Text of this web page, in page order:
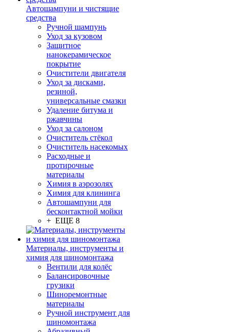
Автошампуни и чистящие
средства
Ручной шампунь
Уход за кузовом
Защитное
нанокерамическое
покрытие
Очистители двигателя
Уход за дисками,
резиной,
универсальные смазки
Удаление битума и
ржавчины
Уход за салоном
Очиститель стёкол
Очиститель насекомых
Расходные и
протирочные
материалы
Химия в аэрозолях
Химия для клининга
Автошампуни для
бесконтактной мойки
+ ЕЩЕ 8
Материалы, инструменты и
химия для шиномонтажа
Вентили для колёс
Балансировочные
грузики
Шиноремонтные
материалы
Ручной инструмент для
шиномонтажа